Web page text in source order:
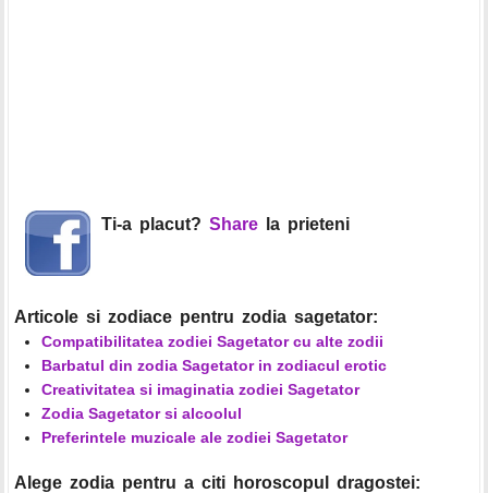
Ti-a placut? Share la prieteni
Articole si zodiace pentru zodia sagetator:
Compatibilitatea zodiei Sagetator cu alte zodii
Barbatul din zodia Sagetator in zodiacul erotic
Creativitatea si imaginatia zodiei Sagetator
Zodia Sagetator si alcoolul
Preferintele muzicale ale zodiei Sagetator
Alege zodia pentru a citi horoscopul dragostei: